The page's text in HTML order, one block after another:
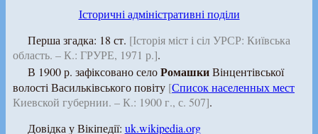
Історичні адміністративні поділи
Перша згадка: 18 ст. [Історія міст і сіл УРСР: Київська
область. – К.: ГРУРЕ, 1971 р.].
В 1900 р. зафіксовано селоРомашкиВінцентівської
волості Васильківського повіту [Список населенных мест
Киевской губернии. – К.: 1900 г., с. 507].
Довідка у Вікіпедії: uk.wikipedia.org